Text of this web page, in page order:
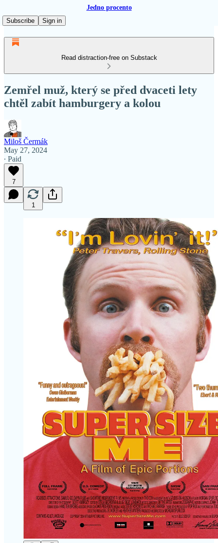
Jedno procento
Subscribe
Sign in
Read distraction-free on Substack
Zemřel muž, který se před dvaceti lety
chtěl zabít hamburgery a kolou
Miloš Čermák
May 27, 2024
∙ Paid
7
1